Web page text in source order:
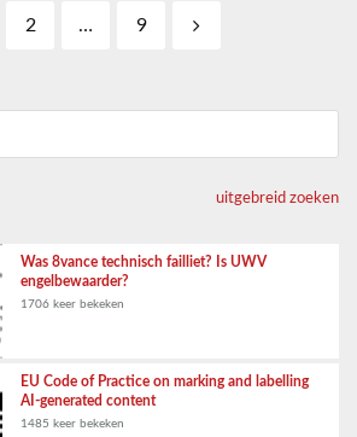
2 … 9
uitgebreid zoeken
Was 8vance technisch failliet? Is UWV
engelbewaarder?
1706 keer bekeken
EU Code of Practice on marking and labelling
AI-generated content
1485 keer bekeken